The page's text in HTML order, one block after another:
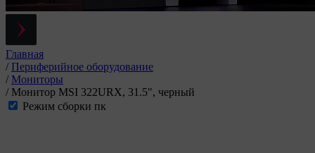
Главная
/ Периферийное оборудование
/ Мониторы
/ Монитор MSI 322URX, 31.5", черный
Режим сборки пк